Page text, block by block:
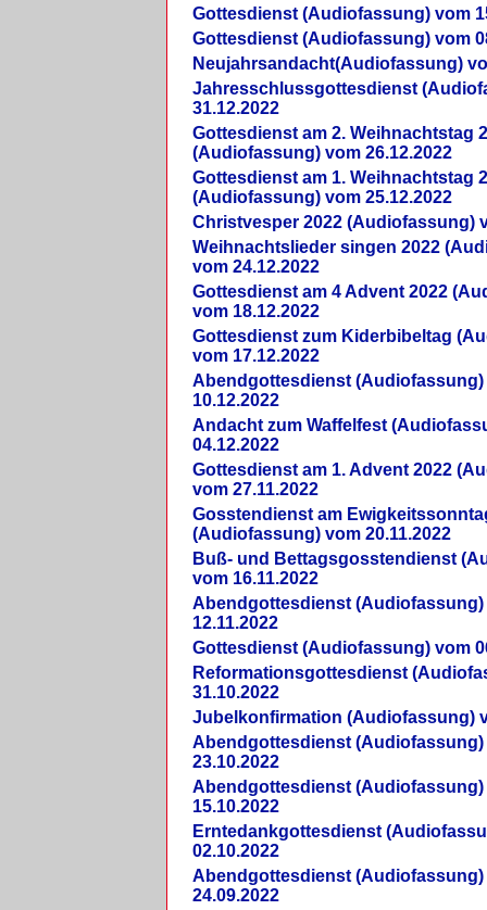
Gottesdienst (Audiofassung) vom
Gottesdienst (Audiofassung) vom
Neujahrsandacht(Audiofassung)
Jahresschlussgottesdienst
31.12.2022
Gottesdienst am 2. Weihnachtstag
(Audiofassung) vom 26.12.2022
Gottesdienst am 1. Weihnachtstag
(Audiofassung) vom 25.12.2022
Christvesper 2022 (Audiofassung)
Weihnachtslieder singen 2022
vom 24.12.2022
Gottesdienst am 4 Advent 2022
vom 18.12.2022
Gottesdienst zum Kiderbibeltag
vom 17.12.2022
Abendgottesdienst (Audiofassung)
10.12.2022
Andacht zum Waffelfest
04.12.2022
Gottesdienst am 1. Advent 2022
vom 27.11.2022
Gosstendienst am
(Audiofassung) vom 20.11.2022
Buß- und Bettagsgosstendienst
vom 16.11.2022
Abendgottesdienst (Audiofassung)
12.11.2022
Gottesdienst (Audiofassung) vom
Reformationsgottesdienst
31.10.2022
Jubelkonfirmation (Audiofassung)
Abendgottesdienst (Audiofassung)
23.10.2022
Abendgottesdienst (Audiofassung)
15.10.2022
Erntedankgottesdienst
02.10.2022
Abendgottesdienst (Audiofassung)
24.09.2022